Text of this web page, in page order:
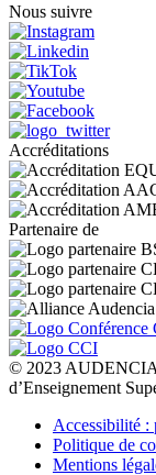
Nous suivre
Accréditations
Partenaire de
© 2023
d’Enseignement
Pied
page
Accessibilité :
Politique de
Mentions